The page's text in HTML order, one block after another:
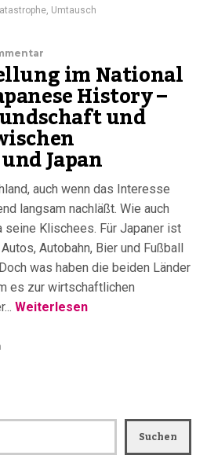
, Umtausch
im National
History –
und
Japan
auch wenn das Interesse
langsam nachläßt. Wie auch
seine Klischees. Für Japaner ist
Autobahn, Bier und Fußball
was haben die beiden Länder
es zur wirtschaftlichen
Weiterlesen
Suchen